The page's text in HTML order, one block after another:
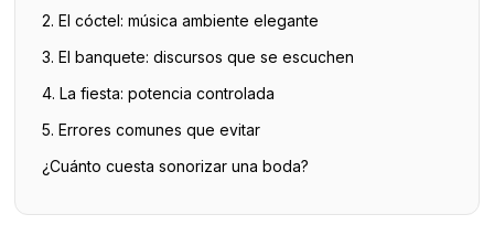
2. El cóctel: música ambiente elegante
3. El banquete: discursos que se escuchen
4. La fiesta: potencia controlada
5. Errores comunes que evitar
¿Cuánto cuesta sonorizar una boda?